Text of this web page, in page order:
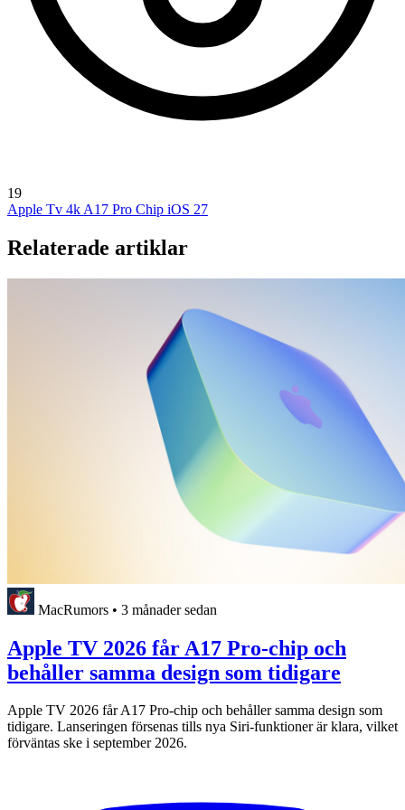
19
Apple Tv 4k A17 Pro Chip iOS 27
Relaterade artiklar
MacRumors • 3 månader sedan
Apple TV 2026 får A17 Pro-chip och
behåller samma design som tidigare
Apple TV 2026 får A17 Pro-chip och behåller samma design som
tidigare. Lanseringen försenas tills nya Siri-funktioner är klara, vilket
förväntas ske i september 2026.